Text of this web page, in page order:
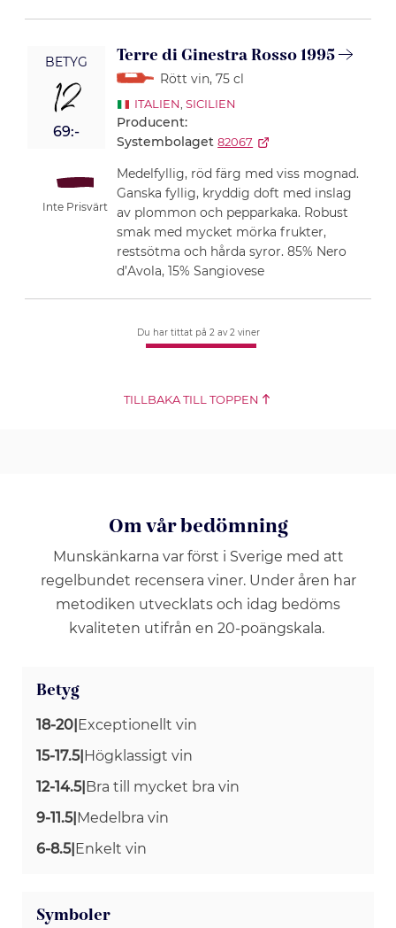
BETYG
12
69:-
Inte Prisvärt
Terre di Ginestra Rosso 1995
Rött vin, 75 cl
ITALIEN SICILIEN
Producent:
Systembolaget 82067
Medelfyllig, röd färg med viss mognad.
Ganska fyllig, kryddig doft med inslag
av plommon och pepparkaka. Robust
smak med mycket mörka frukter,
restsötma och hårda syror. 85% Nero
d’Avola, 15% Sangiovese
Du har tittat på 2 av 2 viner
TILLBAKA TILL TOPPEN
Om vår bedömning
Munskänkarna var först i Sverige med att
regelbundet recensera viner. Under åren har
metodiken utvecklats och idag bedöms
kvaliteten utifrån en 20-poängskala.
Betyg
18-20|Exceptionellt vin
15-17.5|Högklassigt vin
12-14.5|Bra till mycket bra vin
9-11.5|Medelbra vin
6-8.5|Enkelt vin
Symboler